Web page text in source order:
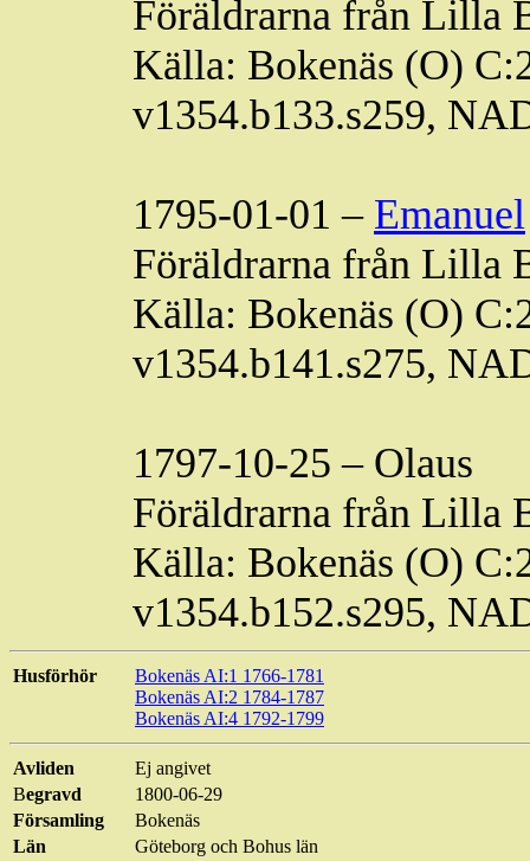
Föräldrarna från Lilla
Källa: Bokenäs (O)
v1354.b133.s259,
1795-01-01 – Emanuel
Föräldrarna från Lilla
Källa: Bokenäs (O)
v1354.b141.s275,
1797-10-25 – Olaus
Föräldrarna från Lilla
Källa: Bokenäs (O)
v1354.b152.s295,
Husförhör
Bokenäs AI:1 1766-1781
Bokenäs AI:2 1784-1787
Bokenäs AI:4 1792-1799
Avliden Ej angivet
Begravd
1800-06-29
Församling
Bokenäs
Län
Göteborg och Bohus län